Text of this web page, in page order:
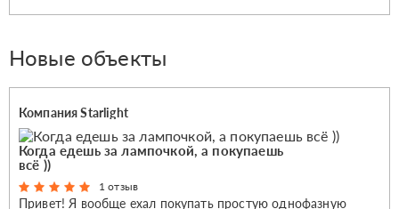
Новые объекты
Компания Starlight
Когда едешь за лампочкой, а покупаешь
всё ))
1 отзыв
Привет! Я вообще ехал покупать простую однофазную